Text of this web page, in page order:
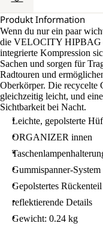
Produkt Information
Wenn du nur ein paar
die VELOCITY HIPBAG
integrierte Kompression
Sachen und sorgen für
Radtouren und
Oberkörper. Die recycelte
gleichzeitig leicht, und
Sichtbarkeit bei Nacht.
Leichte, gepolsterte
ORGANIZER innen
Gummispanner-System
Gepolstertes Rückenteil
reflektierende Details
Gewicht: 0.24 kg